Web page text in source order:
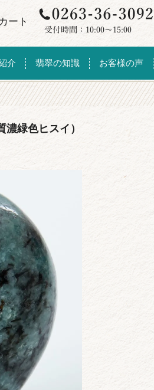
カート
介 翡翠の知識 お客様の声
緑色ヒスイ）